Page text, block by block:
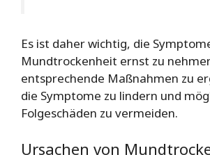
Es ist daher wichtig, die
Mundtrockenheit ernst zu
entsprechende Maßnahmen zu
die Symptome zu lindern und
Folgeschäden zu vermeiden.
Ursachen von